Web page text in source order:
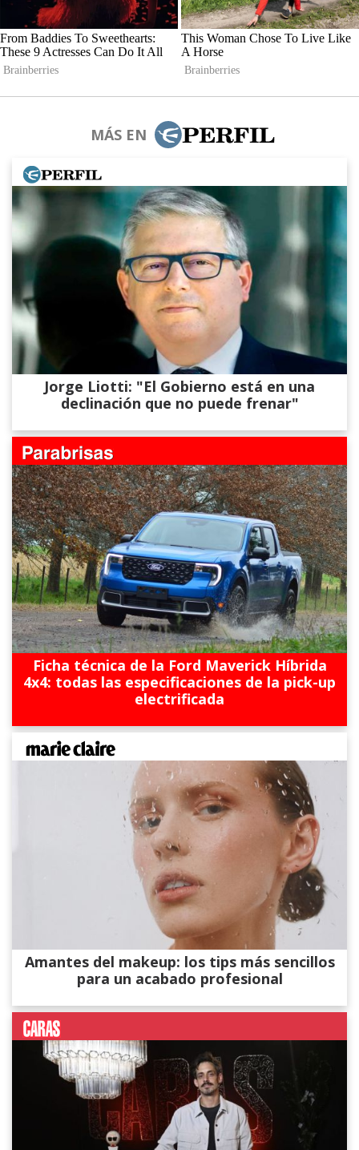
MÁS EN
Jorge Liotti: "El Gobierno está en una
declinación que no puede frenar"
Ficha técnica de la Ford Maverick Híbrida
4x4: todas las especificaciones de la pick-up
electrificada
Amantes del makeup: los tips más sencillos
para un acabado profesional